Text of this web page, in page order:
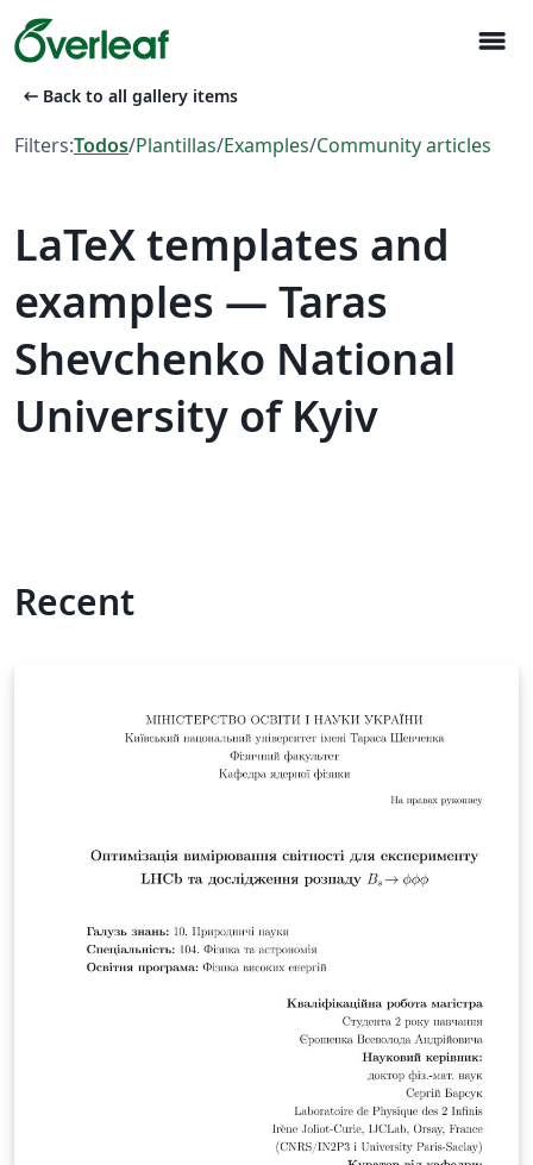
menu
arrow_left_alt Back to all gallery items
Filters:Todos/Plantillas/Examples/Community articles
LaTeX templates and
examples — Taras
Shevchenko National
University of Kyiv
Recent